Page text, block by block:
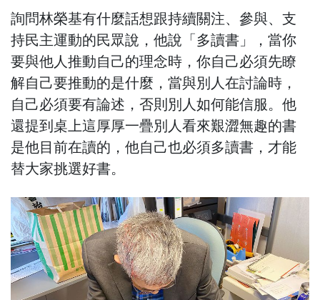
詢問林榮基有什麼話想跟持續關注、參與、支
持民主運動的民眾說，他說「多讀書」，當你
要與他人推動自己的理念時，你自己必須先瞭
解自己要推動的是什麼，當與別人在討論時，
自己必須要有論述，否則別人如何能信服。他
還提到桌上這厚厚一疊別人看來艱澀無趣的書
是他目前在讀的，他自己也必須多讀書，才能
替大家挑選好書。